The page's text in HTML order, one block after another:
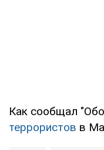
Как сообщал
террористов в